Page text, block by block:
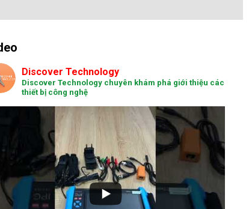
Discover Technology
Discover Technology chuyên khám phá giới thiệu các
thiết bị công nghệ